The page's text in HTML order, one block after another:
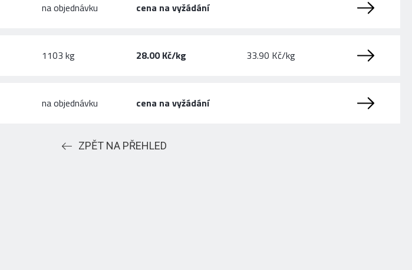
na objednávku cena na vyžádání
1103 kg 28.00 Kč/kg 33.90 Kč/kg
na objednávku cena na vyžádání
ZPĚT NA PŘEHLED